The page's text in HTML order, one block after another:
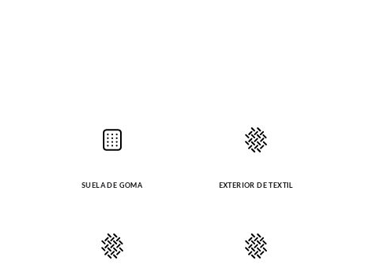
SUELA DE GOMA EXTERIOR DE TEXTIL